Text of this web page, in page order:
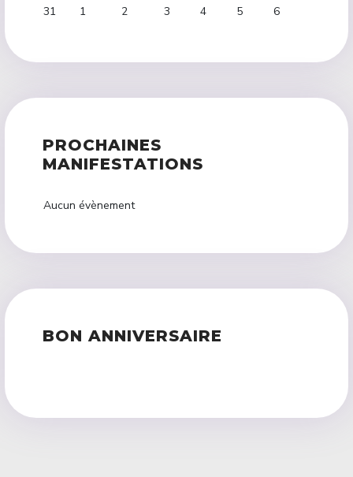
31
1 2 3 4 5 6
PROCHAINES
MANIFESTATIONS
Aucun évènement
BON ANNIVERSAIRE